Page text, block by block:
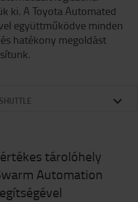
ki. A Toyota Automated
együttműködve minden
hatékony megoldást
tárolóhely
Automation